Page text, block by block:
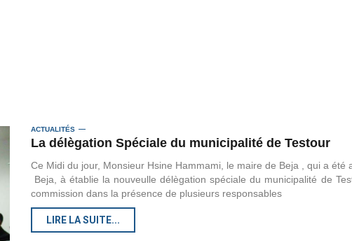
ACTUALITÉS
La délègation Spéciale du municipalité de Testour
Ce Midi du jour, Monsieur Hsine Hammami, le maire de Beja , qui a
Beja, à établie la nouveulle délègation spéciale du municipalité de
commission dans la présence de plusieurs responsables
LIRE LA SUITE...